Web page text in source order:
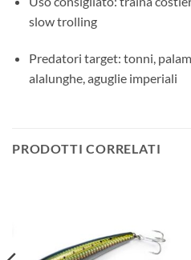
slow trolling
Predatori target: tonni,
alalunghe, aguglie imperiali
PRODOTTI CORRELATI